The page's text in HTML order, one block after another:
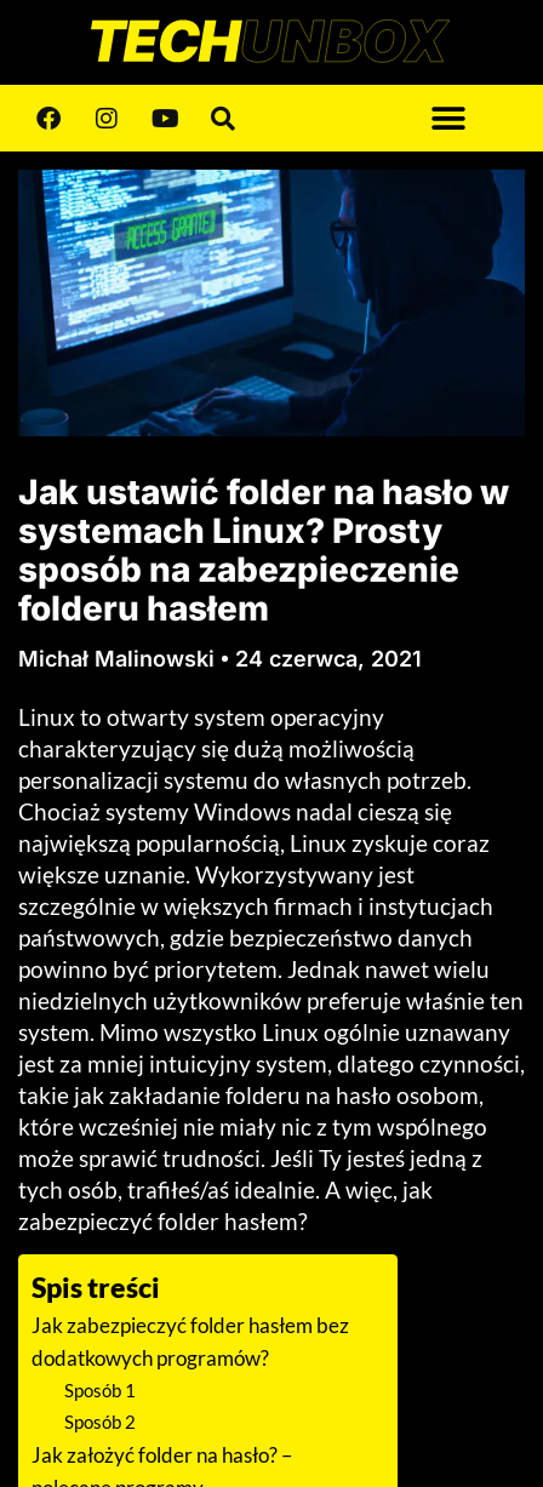
Jak ustawić folder na hasło w
systemach Linux? Prosty
sposób na zabezpieczenie
folderu hasłem
Michał Malinowski 24 czerwca, 2021
Linux to otwarty system operacyjny
charakteryzujący się dużą możliwością
personalizacji systemu do własnych potrzeb.
Chociaż systemy Windows nadal cieszą się
największą popularnością, Linux zyskuje coraz
większe uznanie. Wykorzystywany jest
szczególnie w większych firmach i instytucjach
państwowych, gdzie bezpieczeństwo danych
powinno być priorytetem. Jednak nawet wielu
niedzielnych użytkowników preferuje właśnie ten
system. Mimo wszystko Linux ogólnie uznawany
jest za mniej intuicyjny system, dlatego czynności,
takie jak zakładanie folderu na hasło osobom,
które wcześniej nie miały nic z tym wspólnego
może sprawić trudności. Jeśli Ty jesteś jedną z
tych osób, trafiłeś/aś idealnie. A więc, jak
zabezpieczyć folder hasłem?
Spis treści
Jak zabezpieczyć folder hasłem bez
dodatkowych programów?
Sposób 1
Sposób 2
Jak założyć folder na hasło? –